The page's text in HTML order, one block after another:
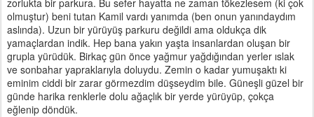
zorlukta bir parkura. Bu sefer hayatta ne zaman tökezlesem (ki çok
olmuştur) beni tutan Kamil vardı yanımda (ben onun yanındaydım
aslında). Uzun bir yürüyüş parkuru değildi ama oldukça dik
yamaçlardan indik. Hep bana yakın yaşta insanlardan oluşan bir
grupla yürüdük. Birkaç gün önce yağmur yağdığından yerler ıslak
ve sonbahar yapraklarıyla doluydu. Zemin o kadar yumuşaktı ki
eminim ciddi bir zarar görmezdim düşseydim bile. Güneşli güzel bir
günde harika renklerle dolu ağaçlık bir yerde yürüyüp, çokça
eğlenip döndük.